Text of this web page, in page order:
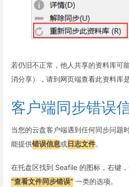
若仍旧不正常，他人共享的资料库可
消分享），请到网页端查看此资料库是
客户端同步错误
当您的云盘客户端遇到任何同步问题
能提供错误信息或日志文件。
在托盘区找到 Seafile 的图标，右键
“查看文件同步错误” 一类的选项。